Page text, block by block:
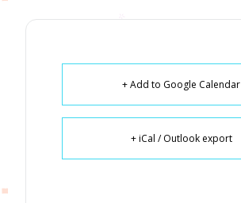
+ Add to Google Calendar
+ iCal / Outlook export